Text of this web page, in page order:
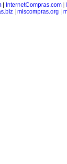
InternetCompras.com
miscompras.org